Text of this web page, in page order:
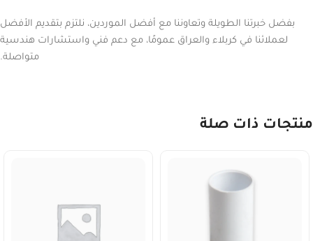
بفضل خبرتنا الطويلة وتعاوننا مع أفضل الموردين، نلتزم بتقديم الأفضل
لعملائنا في كربلاء والعراق عمومًا، مع دعم فني واستشارات هندسية
متواصلة.
منتجات ذات صلة